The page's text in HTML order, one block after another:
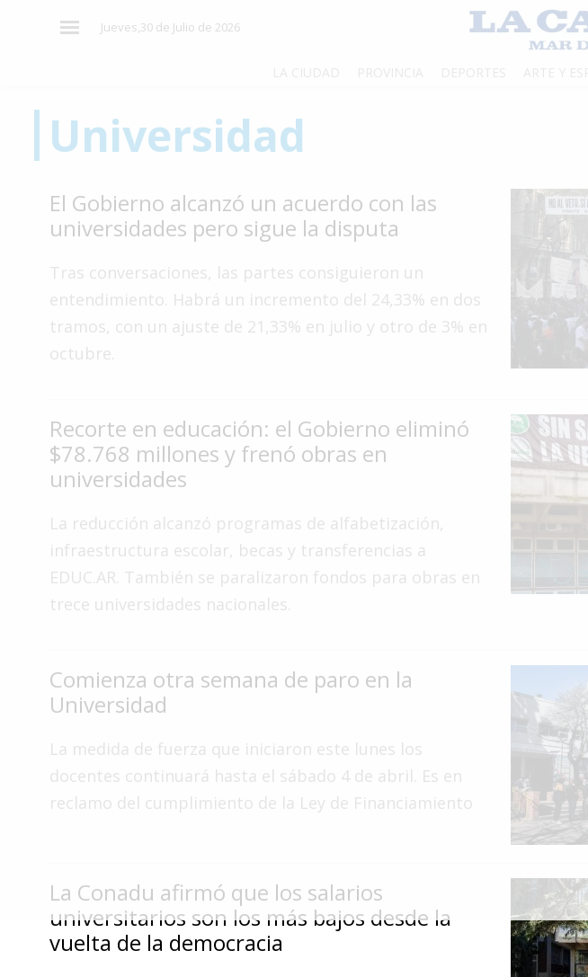
Jueves,30 de Julio de 2026
Mundo
Tecnología
Gastronomía
Interés
General
Deportes
Arte
Espectáculos
Cartelera
Fotos
Familia
Clasificados
Fúnebres
Universidad
El Gobierno alcanzó un acuerdo con las
universidades pero sigue la disputa
Tras conversaciones, las partes consiguieron un
entendimiento. Habrá un incremento del 24,33% en dos
tramos, con un ajuste de 21,33% en julio y otro de 3% en
octubre.
Recorte en educación: el Gobierno eliminó
$78.768 millones y frenó obras en
universidades
La reducción alcanzó programas de alfabetización,
infraestructura escolar, becas y transferencias a
EDUC.AR. También se paralizaron fondos para obras en
trece universidades nacionales.
Comienza otra semana de paro en la
Universidad
La medida de fuerza que iniciaron este lunes los
docentes continuará hasta el sábado 4 de abril. Es en
reclamo del cumplimiento de la Ley de Financiamiento
La Conadu afirmó que los salarios
universitarios son los más bajos desde la
vuelta de la democracia